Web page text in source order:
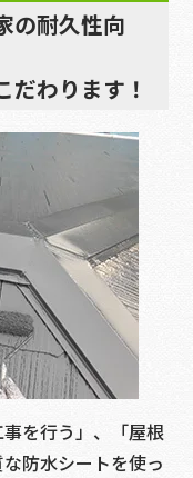
の耐久性向
だわります！
を行う」、「屋根
防水シートを使っ